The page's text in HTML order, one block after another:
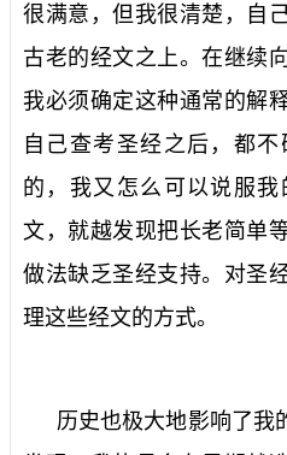
很满意，但我很清楚，自
古老的经文之上。在继续
我必须确定这种通常的解
自己查考圣经之后，都
的，我又怎么可以说服
文，就越发现把长老简单
做法缺乏圣经支持。对圣
理这些经文的方式。
历史也极大地影响了我